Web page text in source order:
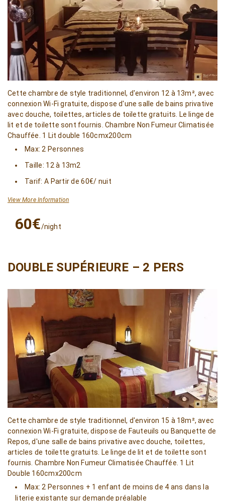
Cette chambre de style traditionnel, d'environ 12 à 13m², avec
connexion Wi-Fi gratuite, dispose d'une salle de bains privative
avec douche, toilettes, articles de toilette gratuits. Le linge de
lit et de toilette sont fournis. Chambre Non Fumeur Climatisée
Chauffée. 1 Lit double 160cmx200cm
Max: 2 Personnes
Taille: 12 à 13m2
Tarif: A Partir de 60€/ nuit
View More Information
60€/night
DOUBLE SUPÉRIEURE – 2 PERS
Cette chambre de style traditionnel, d'environ 15 à 18m², avec
connexion Wi-Fi gratuite, dispose de Fauteuils ou Banquette de
Repos, d'une salle de bains privative avec douche, toilettes,
articles de toilette gratuits. Le linge de lit et de toilette sont
fournis. Chambre Non Fumeur Climatisée Chauffée. 1 Lit
Double 160cmx200cm
Max: 2 Personnes + 1 enfant de moins de 4 ans dans la
literie existante sur demande préalable